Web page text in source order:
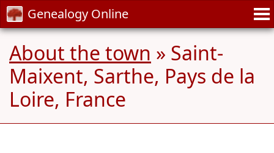
Genealogy Online
About the town » Saint-
Maixent, Sarthe, Pays de la
Loire, France